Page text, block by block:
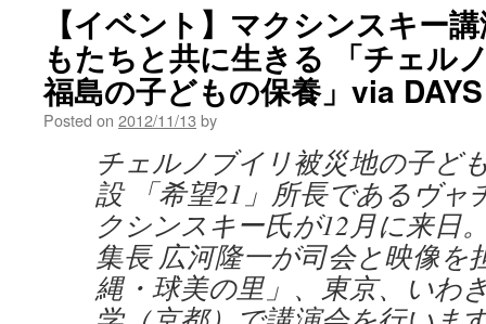
【イベント】マクシンスキー
もたちと共に生きる 「チェル
福島の子どもの保養」via
Posted on 2012/11/13 by
チェルノブイリ被災地の子ど
設 「希望21」所長であるヴャ
クシンスキー氏が12月に来日
集長 広河隆一が司会と映像を
縄・球美の里」、東京、いわ